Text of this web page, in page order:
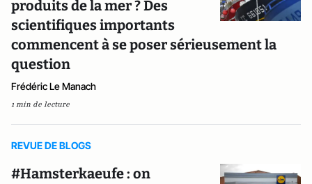
produits de la mer ? Des
scientifiques importants
commencent à se poser sérieusement la
question
Frédéric Le Manach
1 min de lecture
REVUE DE BLOGS
#Hamsterkaeufe : on